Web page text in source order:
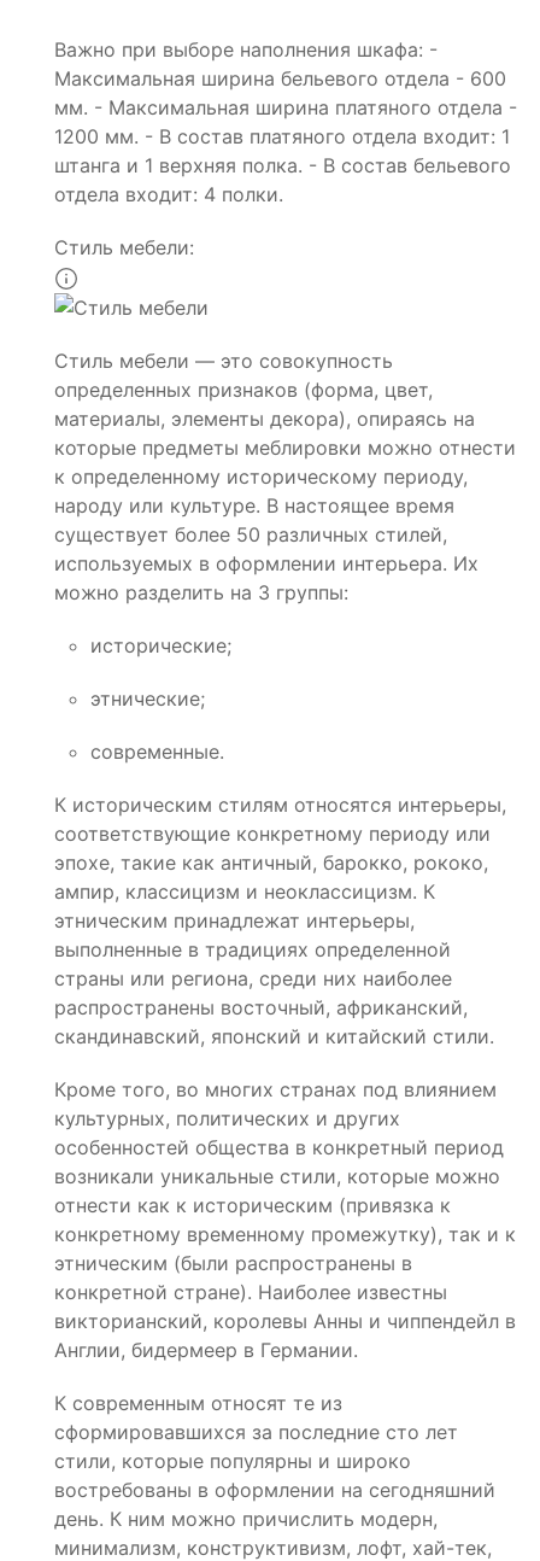
Важно при выборе наполнения шкафа: -
Максимальная ширина бельевого отдела - 600
мм. - Максимальная ширина платяного отдела -
1200 мм. - В состав платяного отдела входит: 1
штанга и 1 верхняя полка. - В состав бельевого
отдела входит: 4 полки.
Стиль мебели:
Стиль мебели — это совокупность
определенных признаков (форма, цвет,
материалы, элементы декора), опираясь на
которые предметы меблировки можно отнести
к определенному историческому периоду,
народу или культуре. В настоящее время
существует более 50 различных стилей,
используемых в оформлении интерьера. Их
можно разделить на 3 группы:
исторические;
этнические;
современные.
К историческим стилям относятся интерьеры,
соответствующие конкретному периоду или
эпохе, такие как античный, барокко, рококо,
ампир, классицизм и неоклассицизм. К
этническим принадлежат интерьеры,
выполненные в традициях определенной
страны или региона, среди них наиболее
распространены восточный, африканский,
скандинавский, японский и китайский стили.
Кроме того, во многих странах под влиянием
культурных, политических и других
особенностей общества в конкретный период
возникали уникальные стили, которые можно
отнести как к историческим (привязка к
конкретному временному промежутку), так и к
этническим (были распространены в
конкретной стране). Наиболее известны
викторианский, королевы Анны и чиппендейл в
Англии, бидермеер в Германии.
К современным относят те из
сформировавшихся за последние сто лет
стили, которые популярны и широко
востребованы в оформлении на сегодняшний
день. К ним можно причислить модерн,
минимализм, конструктивизм, лофт, хай-тек,